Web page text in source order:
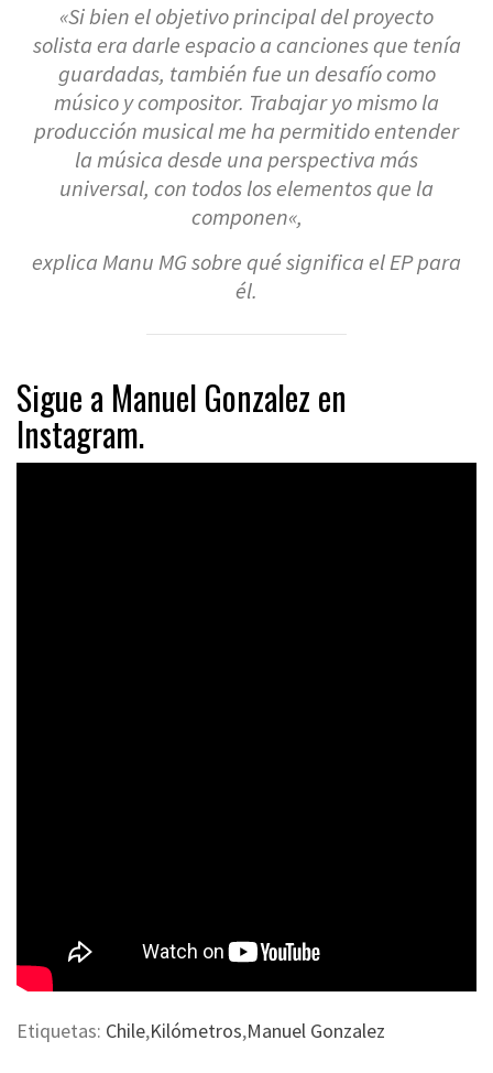
«Si bien el objetivo principal del proyecto
solista eradarle espacio a canciones que tenía
guardadas, también fue un desafío como
músico y compositor. Trabajar yo mismo la
producción musical me ha permitido entender
la música desde una perspectiva más
universal, con todos los elementos que la
componen«,
explica Manu MG sobre qué significa el EP para
él.
Sigue a Manuel Gonzalez en
Instagram.
Etiquetas: Chile,Kilómetros,Manuel Gonzalez